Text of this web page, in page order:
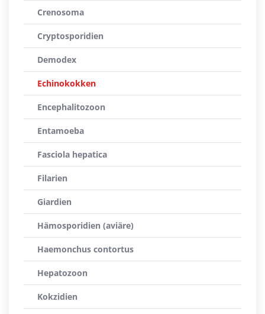
Crenosoma
Cryptosporidien
Demodex
Echinokokken
Encephalitozoon
Entamoeba
Fasciola hepatica
Filarien
Giardien
Hämosporidien (aviäre)
Haemonchus contortus
Hepatozoon
Kokzidien